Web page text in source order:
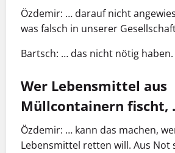
Özdemir: … darauf nicht
was falsch in unserer
Bartsch: … das nicht nötig haben.
Wer Lebensmittel aus
Müllcontainern fischt,
Özdemir: … kann das machen,
Lebensmittel retten will. Aus Not